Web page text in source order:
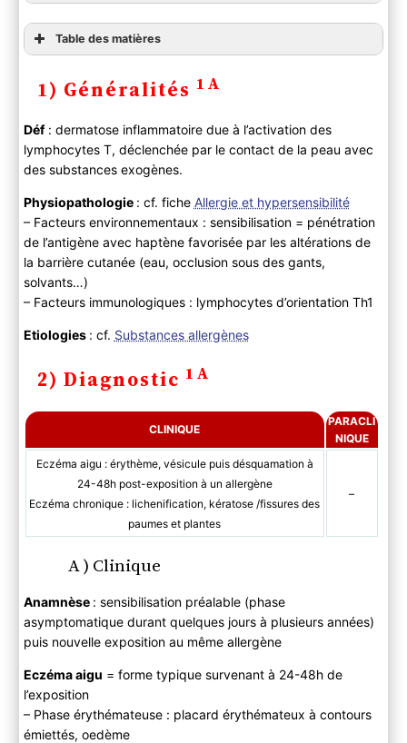
Table des matières
2) Diagnostic
B ) Paraclinique
C ) Diagnostic différentiel
3) Evolution
A) Histoire naturelle
B) Complications
4) PEC
A ) Bilan initial
B ) Traitement
1) Généralités 1A
Déf: dermatose inflammatoire due à l’activation des
lymphocytes T, déclenchée par le contact de la peau avec
des substances exogènes.
Physiopathologie : cf. fiche Allergie et hypersensibilité
– Facteurs environnementaux : sensibilisation = pénétration
de l’antigène avec haptène favorisée par les altérations de
la barrière cutanée (eau, occlusion sous des gants,
solvants…)
– Facteurs immunologiques : lymphocytes d’orientation Th1
Etiologies : cf. Substances allergènes
2) Diagnostic 1A
CLINIQUE
PARACLI
NIQUE
Eczéma aigu : érythème, vésicule puis désquamation à
24-48h post-exposition à un allergène
Eczéma chronique : lichenification, kératose /fissures des
paumes et plantes
–
A ) Clinique
Anamnèse : sensibilisation préalable (phase
asymptomatique durant quelques jours à plusieurs années)
puis nouvelle exposition au même allergène
Eczéma aigu = forme typique survenant à 24-48h de
l’exposition
– Phase érythémateuse : placard érythémateux à contours
émiettés, oedème